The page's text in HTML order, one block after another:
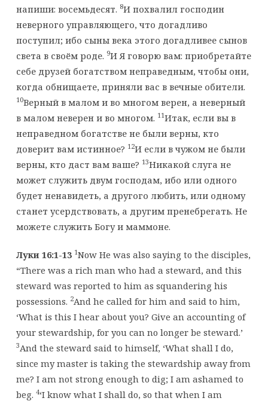
напиши: восемьдесят. 8И похвалил господин
неверного управляющего, что догадливо
поступил; ибо сыны века этого догадливее сынов
света в своём роде. 9И Я говорю вам: приобретайте
себе друзей богатством неправедным, чтобы они,
когда обнищаете, приняли вас в вечные обители.
10Верный в малом и во многом верен, а неверный
в малом неверен и во многом. 11Итак, если вы в
неправедном богатстве не были верны, кто
доверит вам истинное? 12И если в чужом не были
верны, кто даст вам ваше? 13Никакой слуга не
может служить двум господам, ибо или одного
будет ненавидеть, а другого любить, или одному
станет усердствовать, а другим пренебрегать. Не
можете служить Богу и маммоне.
Луки 16:1-13 1Now He was also saying to the disciples,
“There was a rich man who had a steward, and this
steward was reported to him as squandering his
possessions. 2And he called for him and said to him,
‘What is this I hear about you? Give an accounting of
your stewardship, for you can no longer be steward.’
3And the steward said to himself, ‘What shall I do,
since my master is taking the stewardship away from
me? I am not strong enough to dig; I am ashamed to
beg. 4‘I know what I shall do, so that when I am